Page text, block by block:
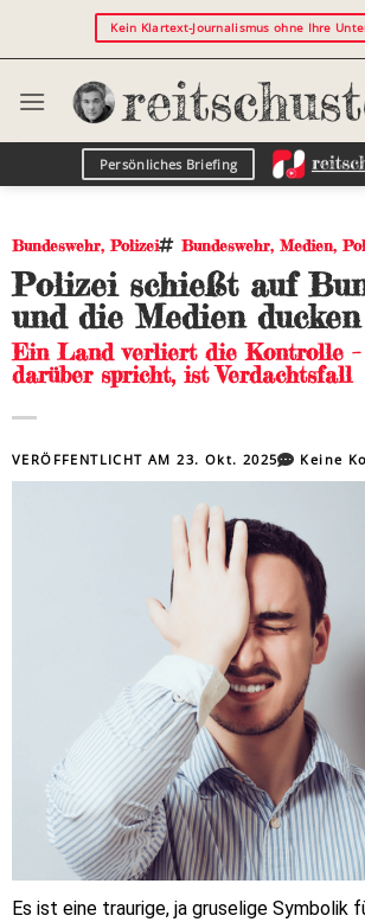
Kein Klartext-Journalismus ohne Ihre
Persönliches Briefing
Bundeswehr,Polizei Bundeswehr, Medien,
Polizei schießt auf
und die Medien
Ein Land verliert die Kontrolle –
darüber spricht, ist Verdachtsfall
VERÖFFENTLICHT AM23. Okt. 2025 Keine
Es ist eine traurige, ja gruselige Symbolik